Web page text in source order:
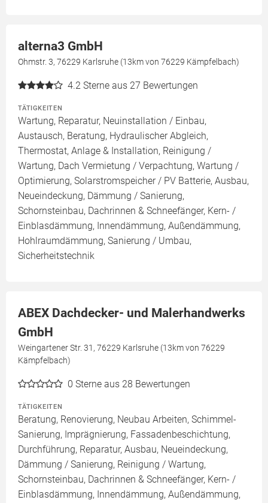
alterna3 GmbH
Ohmstr. 3, 76229 Karlsruhe (13km von 76229 Kämpfelbach)
4.2 Sterne aus 27 Bewertungen
TÄTIGKEITEN
Wartung, Reparatur, Neuinstallation / Einbau,
Austausch, Beratung, Hydraulischer Abgleich,
Thermostat, Anlage & Installation, Reinigung /
Wartung, Dach Vermietung / Verpachtung, Wartung /
Optimierung, Solarstromspeicher / PV Batterie, Ausbau,
Neueindeckung, Dämmung / Sanierung,
Schornsteinbau, Dachrinnen & Schneefänger, Kern- /
Einblasdämmung, Innendämmung, Außendämmung,
Hohlraumdämmung, Sanierung / Umbau,
Sicherheitstechnik
ABEX Dachdecker- und Malerhandwerks
GmbH
Weingartener Str. 31, 76229 Karlsruhe (13km von 76229
Kämpfelbach)
0 Sterne aus 28 Bewertungen
TÄTIGKEITEN
Beratung, Renovierung, Neubau Arbeiten, Schimmel-
Sanierung, Imprägnierung, Fassadenbeschichtung,
Durchführung, Reparatur, Ausbau, Neueindeckung,
Dämmung / Sanierung, Reinigung / Wartung,
Schornsteinbau, Dachrinnen & Schneefänger, Kern- /
Einblasdämmung, Innendämmung, Außendämmung,